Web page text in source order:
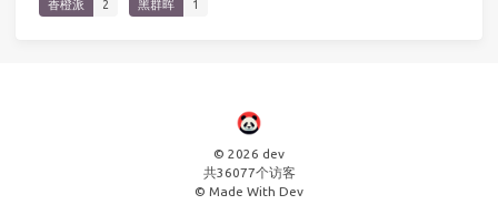
香橙派 2 黑群晖 1
© 2026 dev
共36077个访客
© Made With Dev